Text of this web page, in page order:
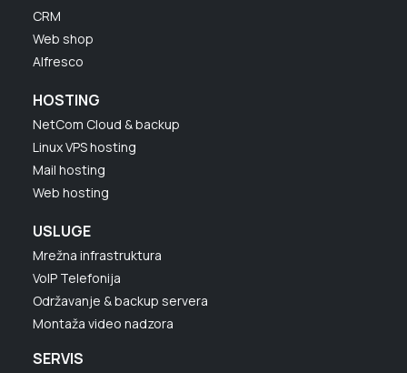
CRM
Web shop
Alfresco
HOSTING
NetCom Cloud & backup
Linux VPS hosting
Mail hosting
Web hosting
USLUGE
Mrežna infrastruktura
VoIP Telefonija
Održavanje & backup servera
Montaža video nadzora
SERVIS